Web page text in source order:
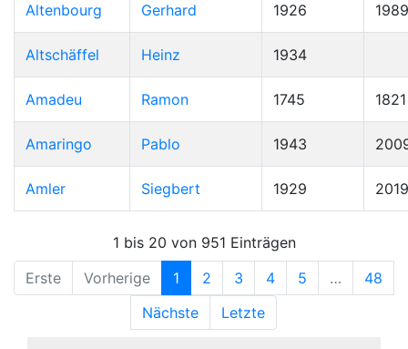
Altenbourg Gerhard 1926 1989
Altschäffel Heinz 1934
Amadeu Ramon 1745 1821
Amaringo Pablo 1943
Amler Siegbert 1929 2019
1 bis 20 von 951 Einträgen
Erste
Vorherige 1 2 3 4 5 …
48
Nächste
Letzte